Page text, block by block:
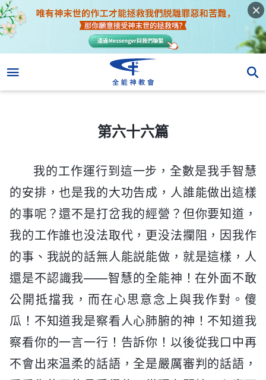
第六十六篇
我的工作運行到這一步，全數是我手智慧
的安排，也是我的大功告成，人誰能做出這樣
的事呢？還不是打岔我的經營？但你要知道，
我的工作誰也没法取代，更没法攔阻，因我作
的事、我説的話無人能説能做，就是這樣，人
還是不認識我——智慧的全能神！在外面不敢
公開抵擋我，而在心思意念上與我作對。傻
瓜！不知道我是察看人心肺腑的神！不知道我
察看你的一言一行！告訴你！以後從我口中再
不會出來温柔的話語，全是嚴厲審判的話語，